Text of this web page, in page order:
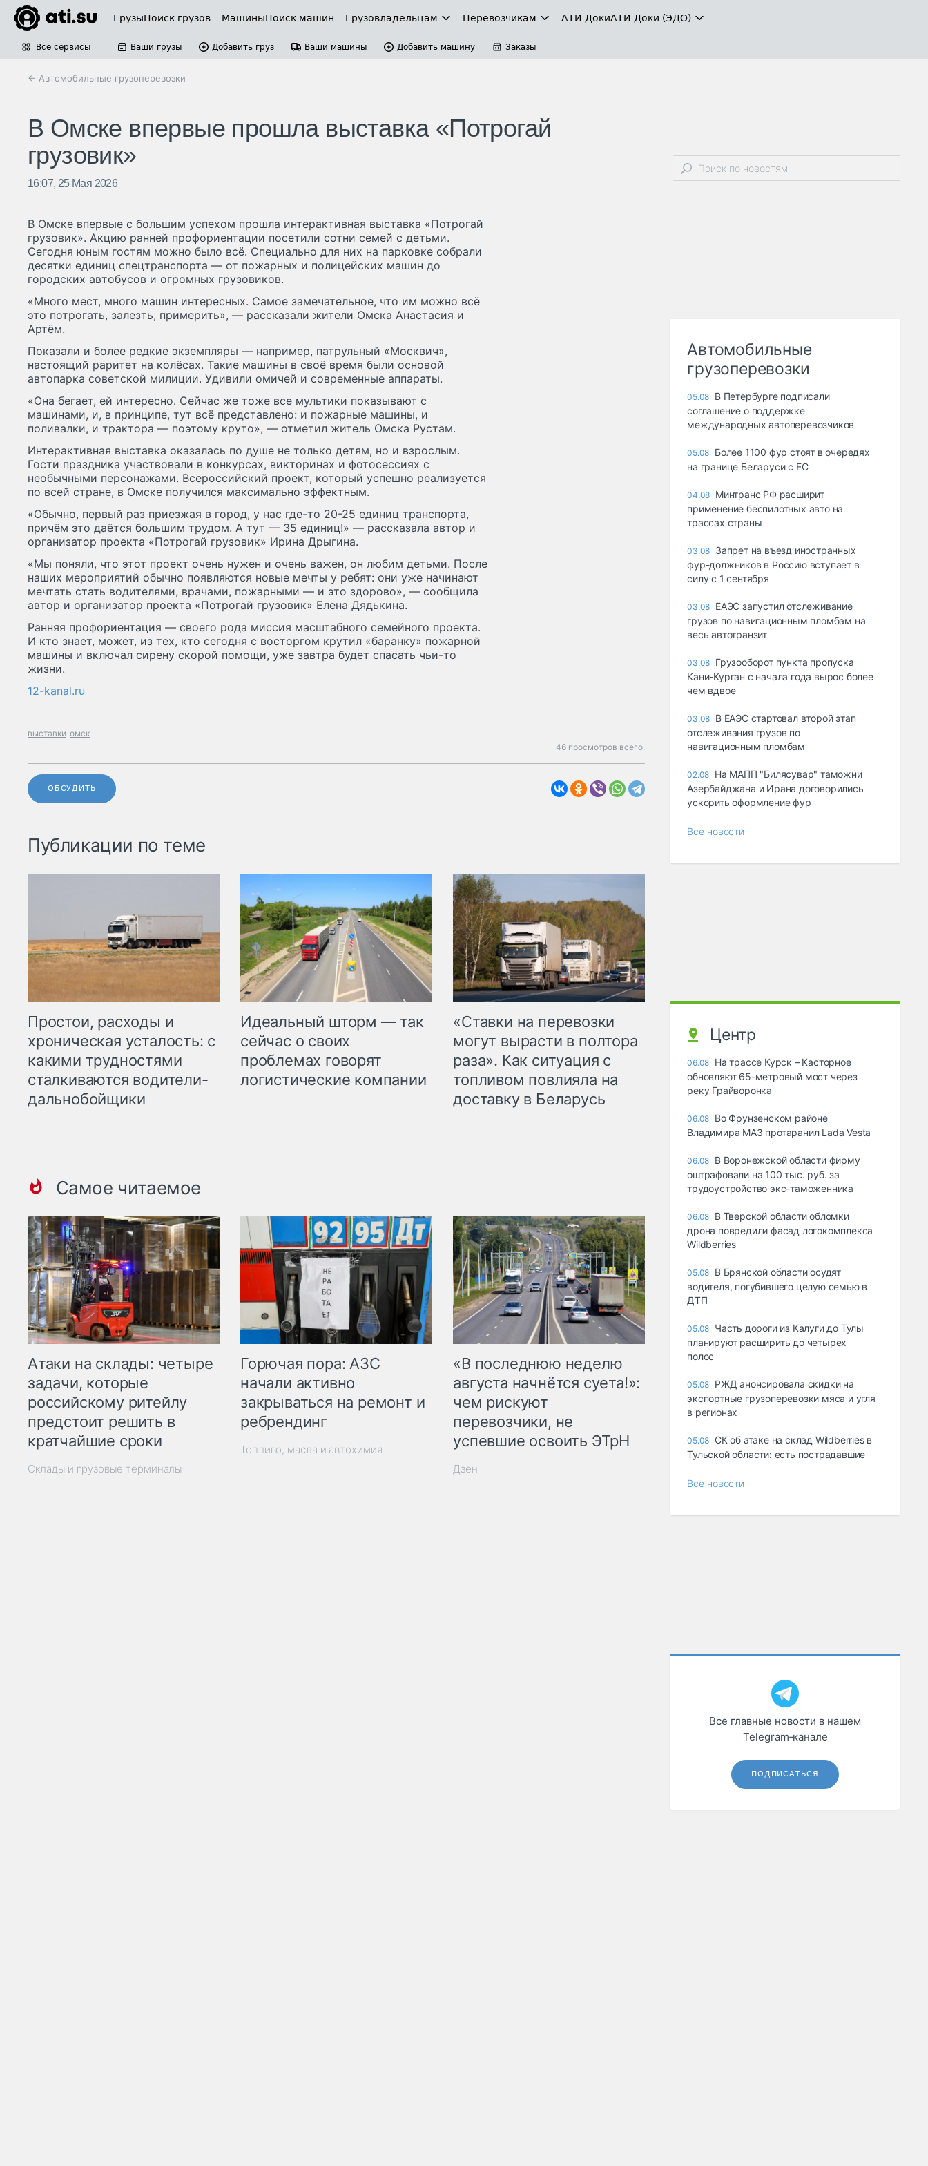
ГрузыПоиск грузов МашиныПоиск машин Грузовладельцам Перевозчикам АТИ-ДокиАТИ-Доки (ЭДО)
Все сервисы Ваши грузы Добавить груз Ваши машины Добавить машину Заказы
← Автомобильные грузоперевозки
В Омске впервые прошла выставка «Потрогай
грузовик»
16:07, 25 Мая 2026
В Омске впервые с большим успехом прошла интерактивная выставка «Потрогай
грузовик». Акцию ранней профориентации посетили сотни семей с детьми.
Сегодня юным гостям можно было всё. Специально для них на парковке собрали
десятки единиц спецтранспорта — от пожарных и полицейских машин до
городских автобусов и огромных грузовиков.
«Много мест, много машин интересных. Самое замечательное, что им можно всё
это потрогать, залезть, примерить», — рассказали жители Омска Анастасия и
Артём.
Показали и более редкие экземпляры — например, патрульный «Москвич»,
настоящий раритет на колёсах. Такие машины в своё время были основой
автопарка советской милиции. Удивили омичей и современные аппараты.
«Она бегает, ей интересно. Сейчас же тоже все мультики показывают с
машинами, и, в принципе, тут всё представлено: и пожарные машины, и
поливалки, и трактора — поэтому круто», — отметил житель Омска Рустам.
Интерактивная выставка оказалась по душе не только детям, но и взрослым.
Гости праздника участвовали в конкурсах, викторинах и фотосессиях с
необычными персонажами. Всероссийский проект, который успешно реализуется
по всей стране, в Омске получился максимально эффектным.
«Обычно, первый раз приезжая в город, у нас где-то 20-25 единиц транспорта,
причём это даётся большим трудом. А тут — 35 единиц!» — рассказала автор и
организатор проекта «Потрогай грузовик» Ирина Дрыгина.
«Мы поняли, что этот проект очень нужен и очень важен, он любим детьми. После
наших мероприятий обычно появляются новые мечты у ребят: они уже начинают
мечтать стать водителями, врачами, пожарными — и это здорово», — сообщила
автор и организатор проекта «Потрогай грузовик» Елена Дядькина.
Ранняя профориентация — своего рода миссия масштабного семейного проекта.
И кто знает, может, из тех, кто сегодня с восторгом крутил «баранку» пожарной
машины и включал сирену скорой помощи, уже завтра будет спасать чьи-то
жизни.
12-kanal.ru
выставки омск
46 просмотров всего.
ОБСУДИТЬ
Публикации по теме
Простои, расходы и
хроническая усталость: с
какими трудностями
сталкиваются водители-
дальнобойщики
Идеальный шторм — так
сейчас о своих
проблемах говорят
логистические компании
«Ставки на перевозки
могут вырасти в полтора
раза». Как ситуация с
топливом повлияла на
доставку в Беларусь
Самое читаемое
Атаки на склады: четыре
задачи, которые
российскому ритейлу
предстоит решить в
кратчайшие сроки
Склады и грузовые терминалы
Горючая пора: АЗС
начали активно
закрываться на ремонт и
ребрендинг
Топливо, масла и автохимия
«В последнюю неделю
августа начнётся суета!»:
чем рискуют
перевозчики, не
успевшие освоить ЭТрН
Дзен
Автомобильные
грузоперевозки
05.08 В Петербурге подписали
соглашение о поддержке
международных автоперевозчиков
05.08 Более 1100 фур стоят в очередях
на границе Беларуси с ЕС
04.08 Минтранс РФ расширит
применение беспилотных авто на
трассах страны
03.08 Запрет на въезд иностранных
фур-должников в Россию вступает в
силу с 1 сентября
03.08 ЕАЭС запустил отслеживание
грузов по навигационным пломбам на
весь автотранзит
03.08 Грузооборот пункта пропуска
Кани-Курган с начала года вырос более
чем вдвое
03.08 В ЕАЭС стартовал второй этап
отслеживания грузов по
навигационным пломбам
02.08 На МАПП "Билясувар" таможни
Азербайджана и Ирана договорились
ускорить оформление фур
Все новости
Центр
06.08 На трассе Курск – Касторное
обновляют 65-метровый мост через
реку Грайворонка
06.08 Во Фрунзенском районе
Владимира МАЗ протаранил Lada Vesta
06.08 В Воронежской области фирму
оштрафовали на 100 тыс. руб. за
трудоустройство экс-таможенника
06.08 В Тверской области обломки
дрона повредили фасад логокомплекса
Wildberries
05.08 В Брянской области осудят
водителя, погубившего целую семью в
ДТП
05.08 Часть дороги из Калуги до Тулы
планируют расширить до четырех
полос
05.08 РЖД анонсировала скидки на
экспортные грузоперевозки мяса и угля
в регионах
05.08 СК об атаке на склад Wildberries в
Тульской области: есть пострадавшие
Все новости
Все главные новости в нашем
Telegram‑канале
ПОДПИСАТЬСЯ